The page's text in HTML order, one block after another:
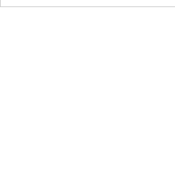
3.5.4 Витрина